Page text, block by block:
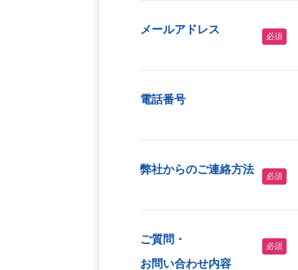
メールアドレス
必須
電話番号
弊社からのご連絡方法
必須
ご質問・
お問い合わせ内容
必須